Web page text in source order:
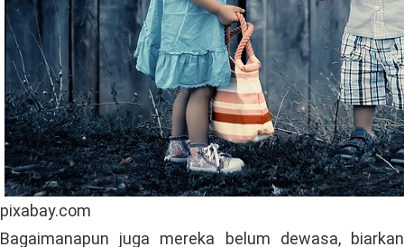
pixabay.com
Bagaimanapun juga mereka belum dewasa, biarkan